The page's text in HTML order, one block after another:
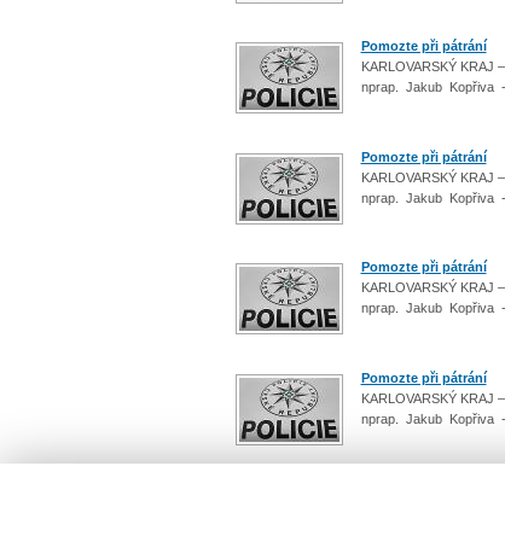
Pomozte při pátrání
KARLOVARSKÝ KRAJ
nprap. Jakub Kopřiva -
Pomozte při pátrání
KARLOVARSKÝ KRAJ
nprap. Jakub Kopřiva -
Pomozte při pátrání
KARLOVARSKÝ KRAJ
nprap. Jakub Kopřiva -
Pomozte při pátrání
KARLOVARSKÝ KRAJ
nprap. Jakub Kopřiva -